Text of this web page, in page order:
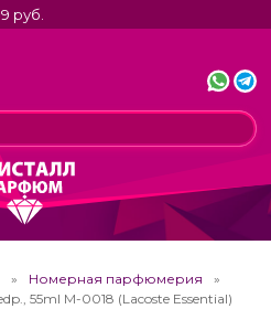
руб.
Номерная парфюмерия
55ml M-0018 (Lacoste Essential)